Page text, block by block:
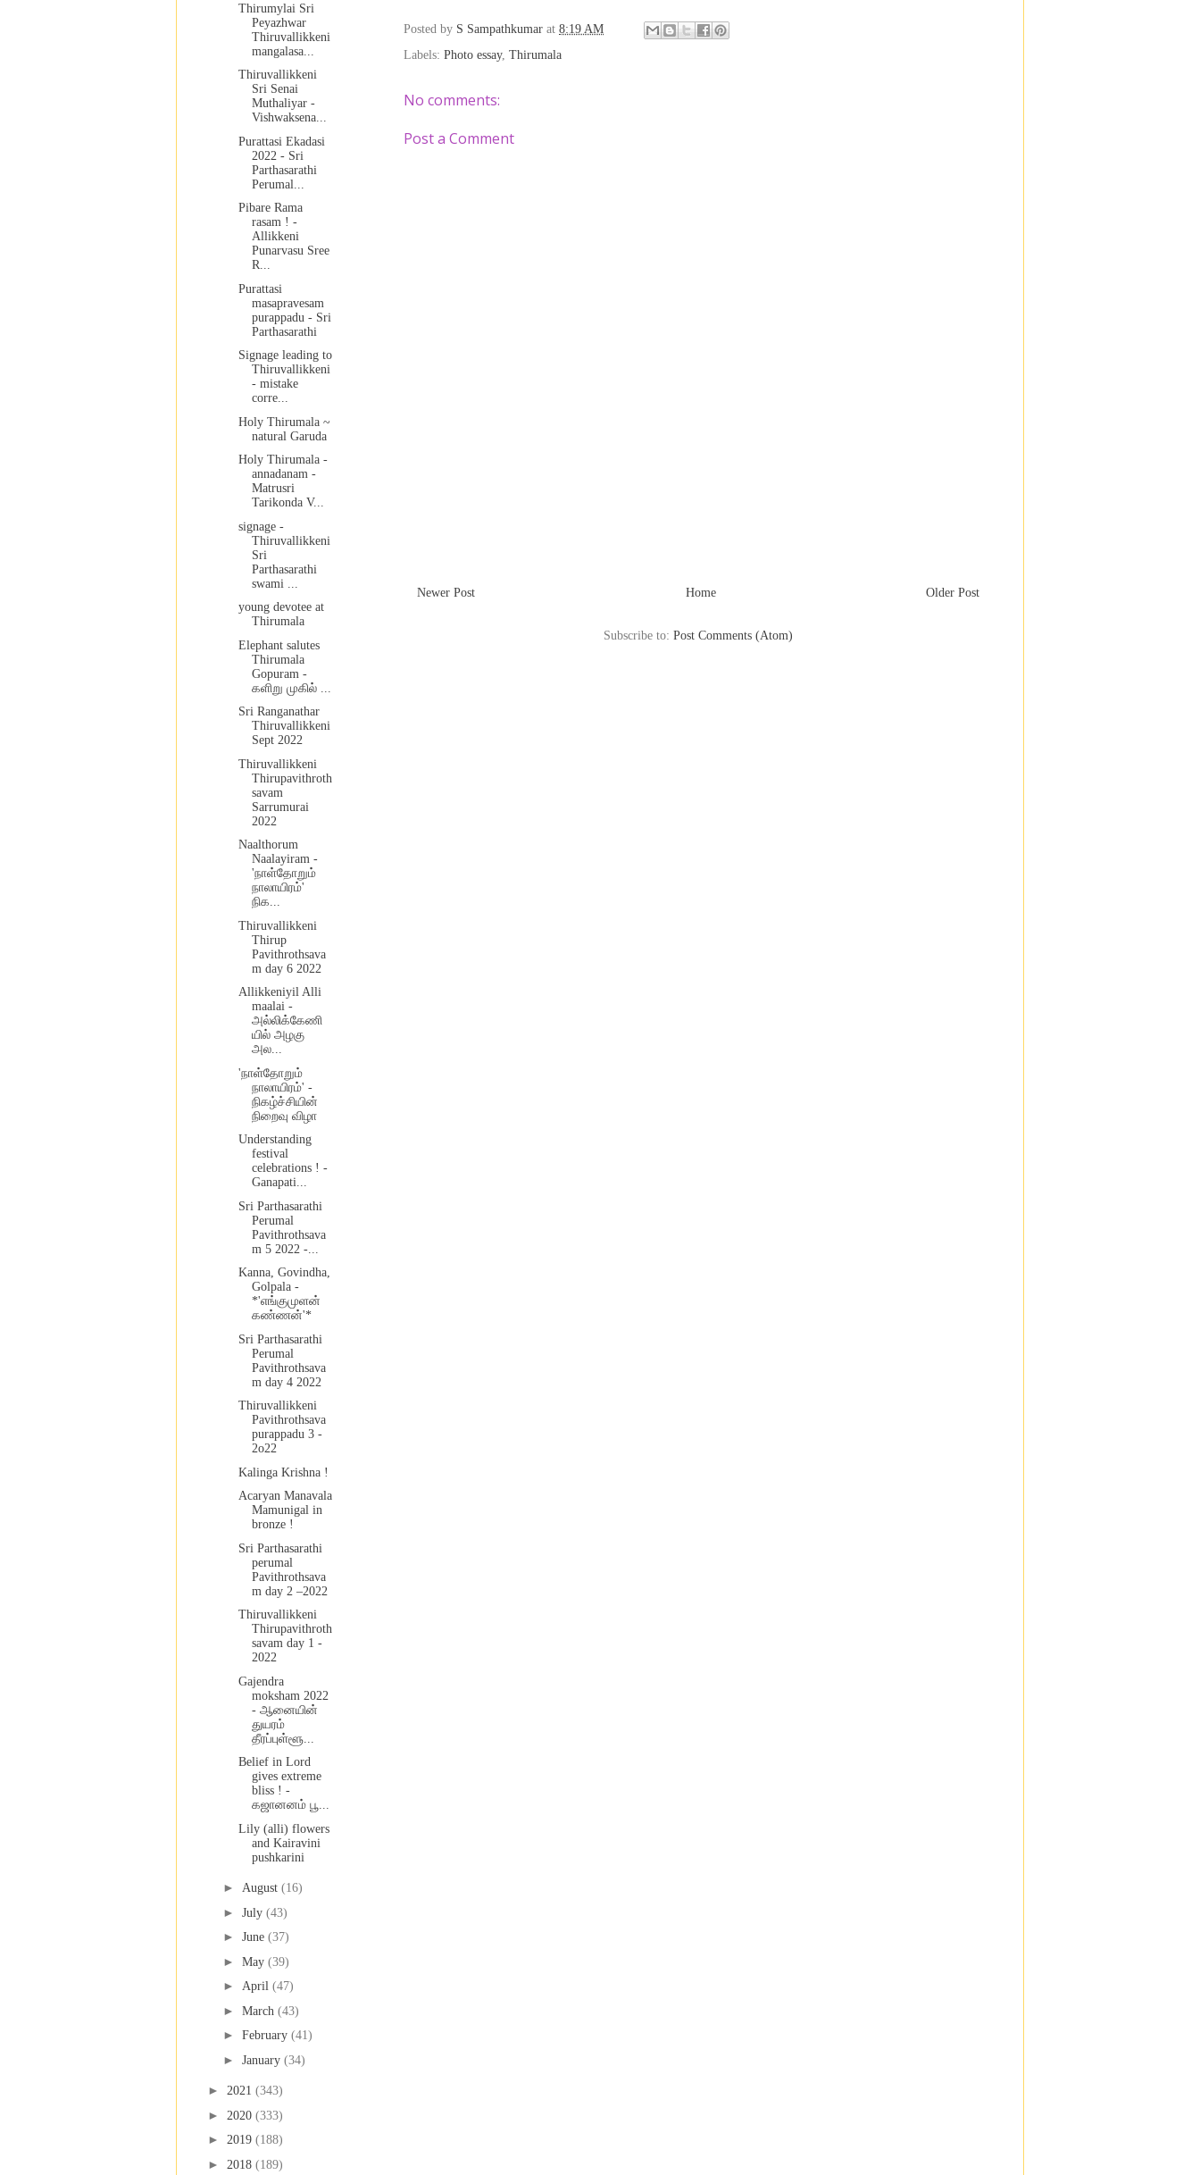
Posted by S Sampathkumar at 8:19 AM
Labels: Photo essay, Thirumala
No comments:
Post a Comment
Newer Post Older Post
Home
Subscribe to: Post Comments (Atom)
Thirumylai Sri
Peyazhwar
Thiruvallikkeni
mangalasa...
Thiruvallikkeni
Sri Senai
Muthaliyar -
Vishwaksena...
Purattasi Ekadasi
2022 - Sri
Parthasarathi
Perumal...
Pibare Rama
rasam ! -
Allikkeni
Punarvasu Sree
R...
Purattasi
masapravesam
purappadu - Sri
Parthasarathi
Signage leading to
Thiruvallikkeni
- mistake
corre...
Holy Thirumala ~
natural Garuda
Holy Thirumala -
annadanam -
Matrusri
Tarikonda V...
signage -
Thiruvallikkeni
Sri
Parthasarathi
swami ...
young devotee at
Thirumala
Elephant salutes
Thirumala
Gopuram -
களிறு முகில் ...
Sri Ranganathar
Thiruvallikkeni
Sept 2022
Thiruvallikkeni
Thirupavithroth
savam
Sarrumurai
2022
Naalthorum
Naalayiram -
'நாள்தோறும்
நாலாயிரம்'
நிக...
Thiruvallikkeni
Thirup
Pavithrothsava
m day 6 2022
Allikkeniyil Alli
maalai -
அல்லிக்கேணி
யில் அழகு
அல...
'நாள்தோறும்
நாலாயிரம்' -
நிகழ்ச்சியின்
நிறைவு விழா
Understanding
festival
celebrations ! -
Ganapati...
Sri Parthasarathi
Perumal
Pavithrothsava
m 5 2022 -...
Kanna, Govindha,
Golpala -
*'எங்குமுளன்
கண்ணன்'*
Sri Parthasarathi
Perumal
Pavithrothsava
m day 4 2022
Thiruvallikkeni
Pavithrothsava
purappadu 3 -
2o22
Kalinga Krishna !
Acaryan Manavala
Mamunigal in
bronze !
Sri Parthasarathi
perumal
Pavithrothsava
m day 2 –2022
Thiruvallikkeni
Thirupavithroth
savam day 1 -
2022
Gajendra
moksham 2022
- ஆனையின்
துயரம்
தீரப்புள்ளூ...
Belief in Lord
gives extreme
bliss ! -
கஜானனம் பூ...
Lily (alli) flowers
and Kairavini
pushkarini
► August (16)
► July (43)
► June (37)
► May (39)
► April (47)
► March (43)
► February (41)
► January (34)
► 2021 (343)
► 2020 (333)
► 2019 (188)
► 2018 (189)